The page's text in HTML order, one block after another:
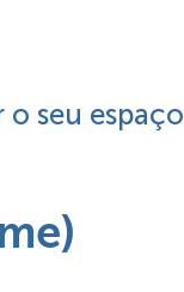
seu espaço